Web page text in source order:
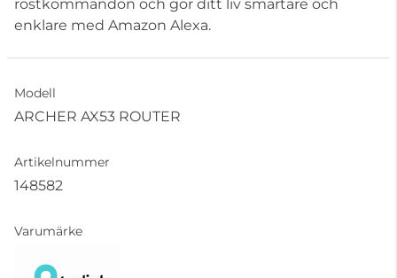
röstkommandon och gör ditt liv smartare och
enklare med Amazon Alexa.
Modell
ARCHER AX53 ROUTER
Artikelnummer
148582
Varumärke